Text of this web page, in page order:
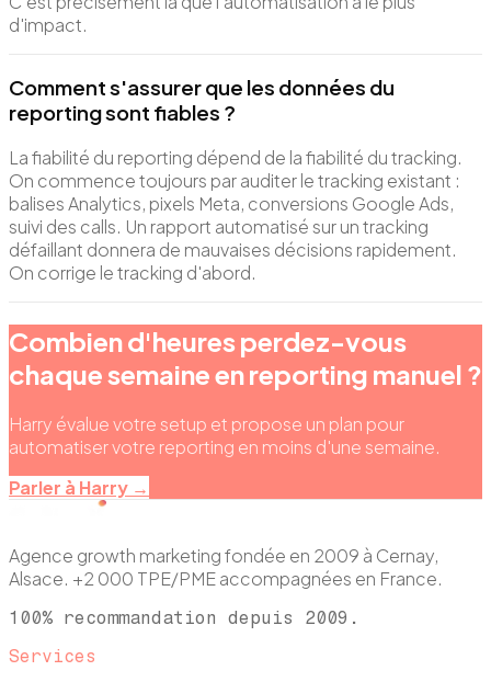
d'impact.
Comment s'assurer que les données du
reporting sont fiables ?
La fiabilité du reporting dépend de la fiabilité du tracking.
On commence toujours par auditer le tracking existant :
balises Analytics, pixels Meta, conversions Google Ads,
suivi des calls. Un rapport automatisé sur un tracking
défaillant donnera de mauvaises décisions rapidement.
On corrige le tracking d'abord.
Combien d'heures perdez-vous
chaque semaine en reporting manuel ?
Harry évalue votre setup et propose un plan pour
automatiser votre reporting en moins d'une semaine.
Parler à Harry →
Agence growth marketing fondée en 2009 à Cernay,
Alsace. +2 000 TPE/PME accompagnées en France.
100% recommandation depuis 2009.
Services